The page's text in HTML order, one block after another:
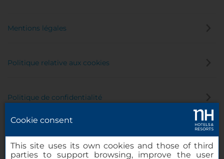
Mentions légales
Politique relative aux cookies
Politique de confidentialité
Cookie consent
This site uses its own cookies and those of third
parties to support browsing, improve the user